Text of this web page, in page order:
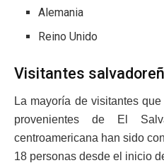
Alemania
Reino Unido
Visitantes
La mayoría de visitantes
provenientes de El
centroamericana han sido
18 personas desde el inicio